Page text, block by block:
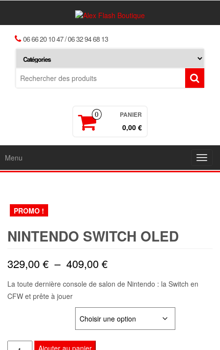
06 66 20 10 47 / 06 32 94 68 13
0 PANIER
0,00 €
Menu
PROMO !
NINTENDO SWITCH OLED
329,00€ – 409,00€Plage
de
329,00 €
La toute dernière console de salon de Nintendo : la Switch en
CFW et prête à jouer
quantité
Ajouter au panier